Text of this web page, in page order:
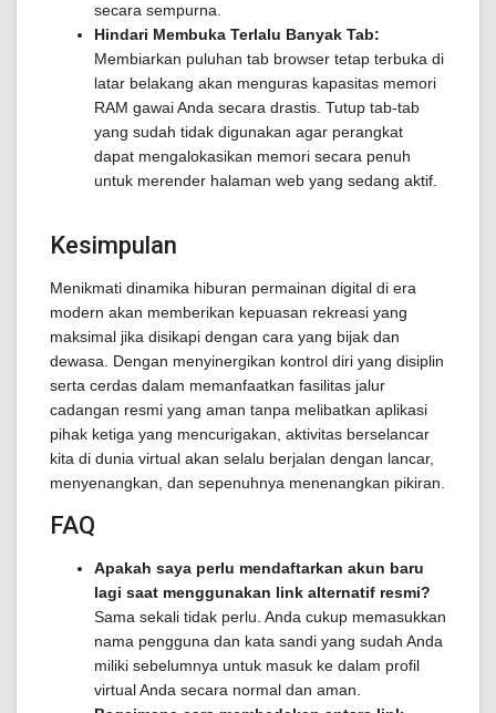
secara sempurna.
Hindari Membuka Terlalu Banyak Tab:
Membiarkan puluhan tab browser tetap terbuka di
latar belakang akan menguras kapasitas memori
RAM gawai Anda secara drastis. Tutup tab-tab
yang sudah tidak digunakan agar perangkat
dapat mengalokasikan memori secara penuh
untuk merender halaman web yang sedang aktif.
Kesimpulan
Menikmati dinamika hiburan permainan digital di era
modern akan memberikan kepuasan rekreasi yang
maksimal jika disikapi dengan cara yang bijak dan
dewasa. Dengan menyinergikan kontrol diri yang disiplin
serta cerdas dalam memanfaatkan fasilitas jalur
cadangan resmi yang aman tanpa melibatkan aplikasi
pihak ketiga yang mencurigakan, aktivitas berselancar
kita di dunia virtual akan selalu berjalan dengan lancar,
menyenangkan, dan sepenuhnya menenangkan pikiran.
FAQ
Apakah saya perlu mendaftarkan akun baru
lagi saat menggunakan link alternatif resmi?
Sama sekali tidak perlu. Anda cukup memasukkan
nama pengguna dan kata sandi yang sudah Anda
miliki sebelumnya untuk masuk ke dalam profil
virtual Anda secara normal dan aman.